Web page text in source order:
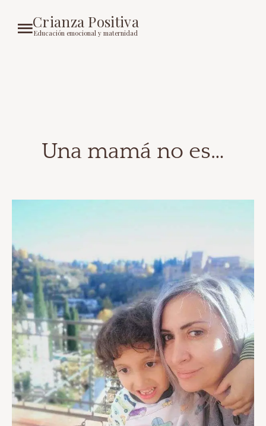
Crianza Positiva
Educación emocional y maternidad
Una mamá no es…